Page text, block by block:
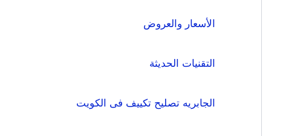
الأسعار والعروض
التقنيات الحديثة
الجابريه تصليح تكييف فى الكويت